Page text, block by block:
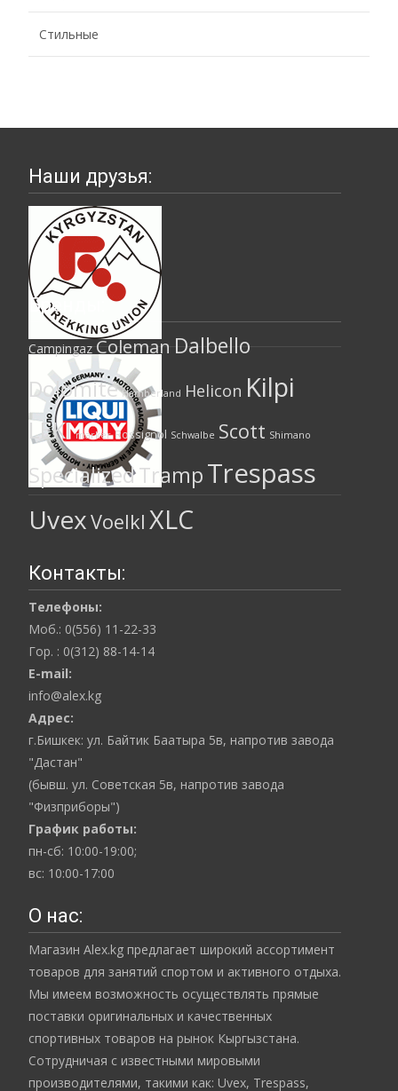
Стильные
Наши друзья:
Бренды:
Campingaz Coleman Dalbello
Dolomite Hamberland Helicon Kilpi
LEKI marker Rossignol Schwalbe Scott Shimano
SpecializedTrampTrespass
UvexVoelkl XLC
Контакты:
Телефоны:
Моб.: 0(556) 11-22-33
Гор. : 0(312) 88-14-14
E-mail:
info@alex.kg
Адрес:
г.Бишкек: ул. Байтик Баатыра 5в, напротив завода
"Дастан"
(бывш. ул. Советская 5в, напротив завода
"Физприборы")
График работы:
пн-сб: 10:00-19:00;
вс: 10:00-17:00
О нас:
Магазин Alex.kg предлагает широкий ассортимент
товаров для занятий спортом и активного отдыха.
Мы имеем возможность осуществлять прямые
поставки оригинальных и качественных
спортивных товаров на рынок Кыргызстана.
Сотрудничая с известными мировыми
производителями, такими как: Uvex, Trespass,